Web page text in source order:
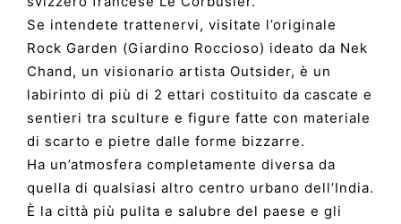
Se intendete trattenervi, visitate l’originale
Rock Garden (Giardino Roccioso) ideato da Nek
Chand, un visionario artista Outsider, è un
labirinto di più di 2 ettari costituito da cascate e
sentieri tra sculture e figure fatte con materiale
di scarto e pietre dalle forme bizzarre.
Ha un’atmosfera completamente diversa da
quella di qualsiasi altro centro urbano dell’India.
È la città più pulita e salubre del paese e gli